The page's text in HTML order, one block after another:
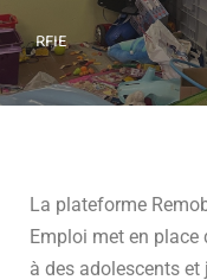
RFIE
La plateforme
Emploi met en
à des adolescents